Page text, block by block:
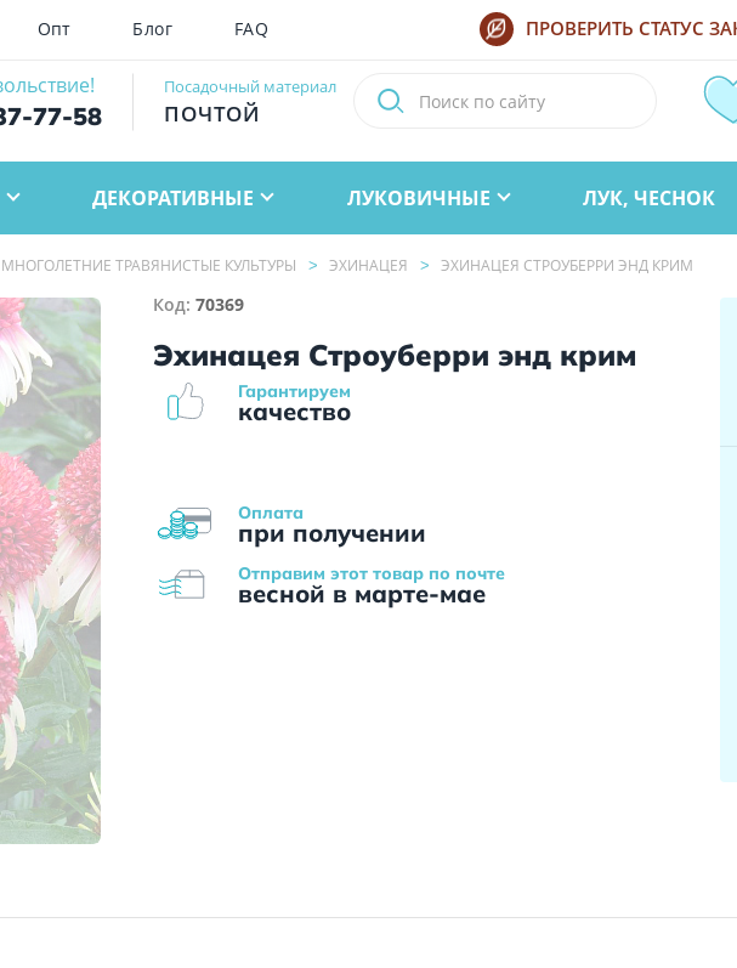
Опт Блог FAQ ПРОВЕРИТЬ СТАТУС
77-58
Посадочный материал
ПОЧТОЙ
ДЕКОРАТИВНЫЕ ЛУКОВИЧНЫЕ ЛУК, ЧЕСНОК
МНОГОЛЕТНИЕ ТРАВЯНИСТЫЕ КУЛЬТУРЫ ЭХИНАЦЕЯ ЭХИНАЦЕЯ СТРОУБЕРРИ ЭНД КРИМ
Код:70369
Эхинацея Строуберри энд крим
Оплата
при получении
Гарантируем
качество
Отправим этот товар по почте
весной в марте-мае